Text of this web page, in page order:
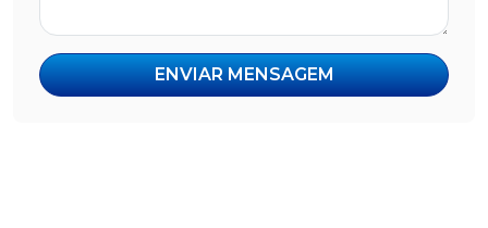
ENVIAR MENSAGEM